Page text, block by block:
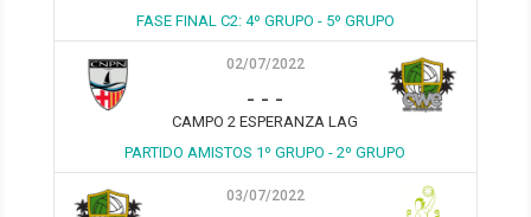
FASE FINAL C2: 4º GRUPO - 5º GRUPO
02/07/2022
- - -
CAMPO 2 ESPERANZA LAG
PARTIDO AMISTOS 1º GRUPO - 2º GRUPO
03/07/2022